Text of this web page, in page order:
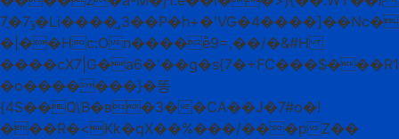
ݹ7�ֱ7�Li����,̮3��P�h+�'VG�4����]��Nc�GA�sw�o�}s��t�Q��uɺ⊈:a�Y��d�*PS�)�,9�Yt�<
�|��Hc:On����e̊9=,��/�&#H
�o�������}�똥
{4S��Q\B�ʙ�3��CA��J�7#o�!
���R�<Kk�qX��%���/���pZ��